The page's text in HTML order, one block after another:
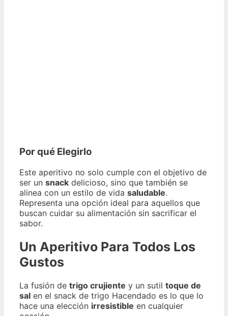
Por qué Elegirlo
Este aperitivo no solo cumple con el objetivo de
ser un snack delicioso, sino que también se
alinea con un estilo de vida saludable.
Representa una opción ideal para aquellos que
buscan cuidar su alimentación sin sacrificar el
sabor.
Un Aperitivo Para Todos Los
Gustos
La fusión de trigo crujiente y un sutil toque de
sal en el snack de trigo Hacendado es lo que lo
hace una elección irresistible en cualquier